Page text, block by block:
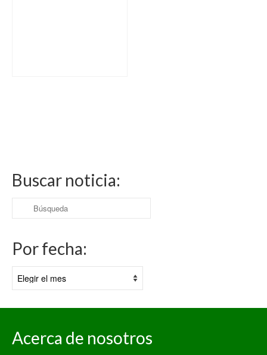
Buscar noticia:
Buscar
por:
Por fecha:
fecha:
Acerca de nosotros